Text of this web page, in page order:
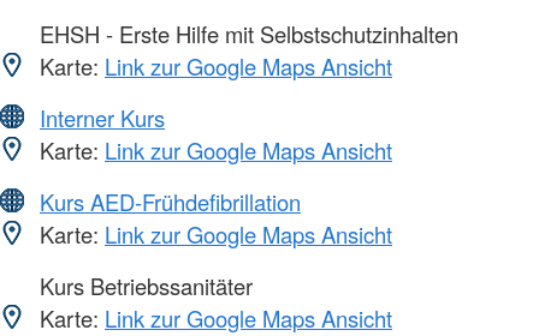
EHSH - Erste Hilfe mit Selbstschutzinhalten
Karte: Link zur Google Maps Ansicht
Interner Kurs
Karte: Link zur Google Maps Ansicht
Kurs AED-Frühdefibrillation
Karte: Link zur Google Maps Ansicht
Kurs Betriebssanitäter
Karte: Link zur Google Maps Ansicht